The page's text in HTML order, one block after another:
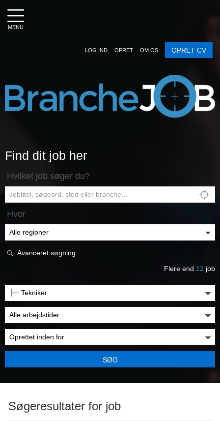
MENU
LOG IND OPRET OM OS OPRET CV
Find dit job her
Hvilket job søger du?
Hvor
Avanceret søgning
Flere end 12 job
SØG
Søgeresultater for job